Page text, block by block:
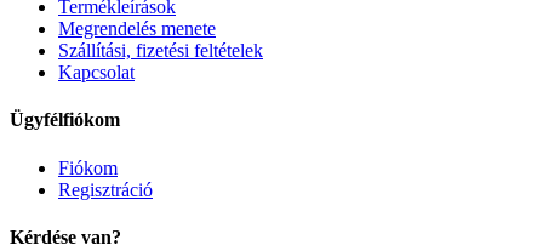
Termékleírások
Megrendelés menete
Szállítási, fizetési feltételek
Kapcsolat
Ügyfélfiókom
Fiókom
Regisztráció
Kérdése van?